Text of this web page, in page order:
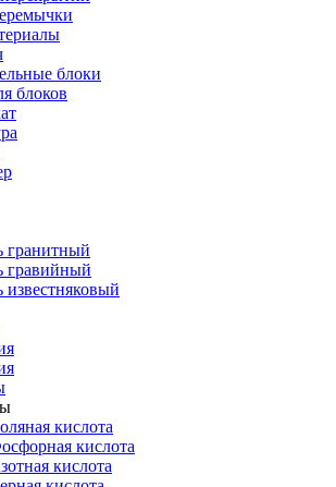
блоки
блоков
гранитный
гравийный
кислота
кислота
кислота